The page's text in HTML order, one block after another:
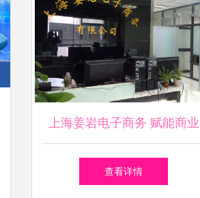
上海姜岩电子商务 赋能商业
决策的智慧伙伴
查看详情